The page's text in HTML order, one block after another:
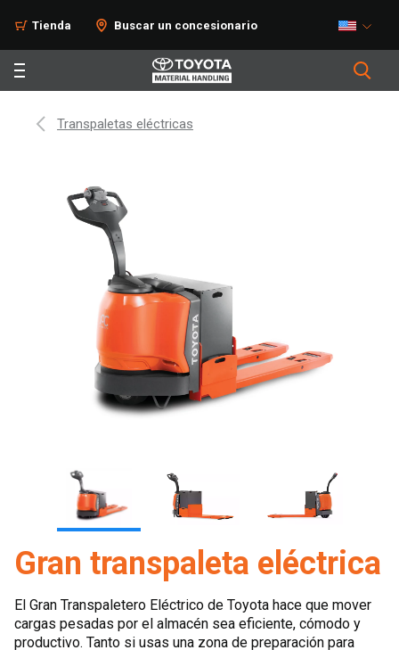
Tienda Buscar un concesionario
Transpaletas eléctricas
Gran transpaleta eléctrica
El Gran Transpaletero Eléctrico de Toyota hace que mover
cargas pesadas por el almacén sea eficiente, cómodo y
productivo. Tanto si usas una zona de preparación para